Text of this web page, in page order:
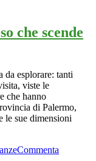
che scende
da esplorare: tanti
viste le
che hanno
di Palermo,
le sue dimensioni
Commenta